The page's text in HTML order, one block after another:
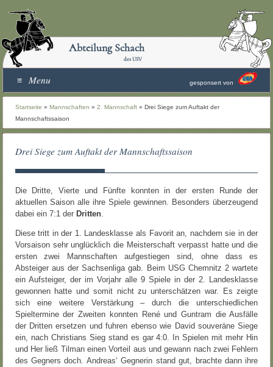
Abteilung Schach
des USV
gesponsert von
Menu
Startseite » Mannschaften » 2. Mannschaft» Drei Siege zum Auftakt der
Mannschaftssaison
Drei Siege zum Auftakt der Mannschaftssaison
Die Dritte, Vierte und Fünfte konnten in der ersten Runde der
aktuellen Saison alle ihre Spiele gewinnen. Besonders überzeugend
dabei ein 7:1 der Dritten.
Diese tritt in der 1. Landesklasse als Favorit an, nachdem sie in der
Vorsaison sehr unglücklich die Meisterschaft verpasst hatte und die
ersten zwei Mannschaften aufgestiegen sind, ohne dass es
Absteiger aus der Sachsenliga gab. Beim USG Chemnitz 2 wartete
ein Aufsteiger, der im Vorjahr alle 9 Spiele in der 2. Landesklasse
gewonnen hatte und somit nicht zu unterschätzen war. Es zeigte
sich eine weitere Verstärkung – durch die unterschiedlichen
Spieltermine der Zweiten konnten René und Guntram die Ausfälle
der Dritten ersetzen und fuhren ebenso wie David souveräne Siege
ein, nach Christians Sieg stand es gar 4:0. In Spielen mit mehr Hin
und Her ließ Tilman einen Vorteil aus und gewann nach zwei Fehlern
des Gegners doch. Andreas‘ Gegnerin stand gut, brachte dann ihre